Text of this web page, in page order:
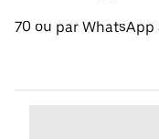
70 ou par WhatsApp